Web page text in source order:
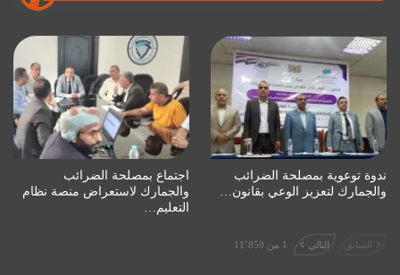
ندوة توعوية بمصلحة الضرائب
والجمارك لتعزيز الوعي بقانون…
اجتماع بمصلحة الضرائب
والجمارك لاستعراض منصة نظام
التعليم…
السابق التالي 1 من 11٬859